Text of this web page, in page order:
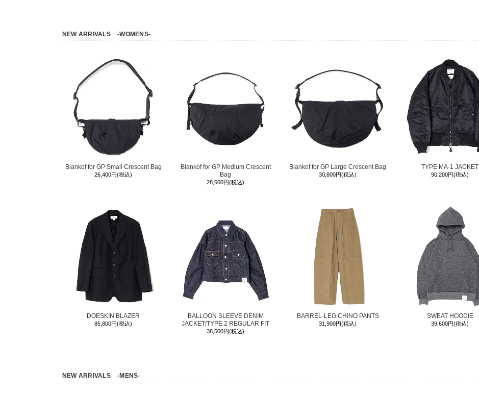
NEW ARRIVALS -WOMENS-
Blankof for GP Small Crescent Bag
26,400円(税込)
Blankof for GP Medium Crescent
Bag
28,600円(税込)
Blankof for GP Large Crescent Bag
30,800円(税込)
TYPE MA-1 JACKET
90,200円(税込)
DOESKIN BLAZER
85,800円(税込)
BALLOON SLEEVE DENIM
JACKET/TYPE 2 REGULAR FIT
38,500円(税込)
BARREL-LEG CHINO PANTS
31,900円(税込)
SWEAT HOODIE
39,600円(税込)
NEW ARRIVALS -MENS-